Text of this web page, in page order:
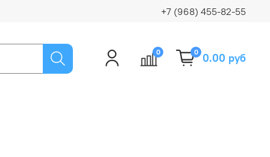
+7 (968) 455-82-55
0 0 0.00 руб